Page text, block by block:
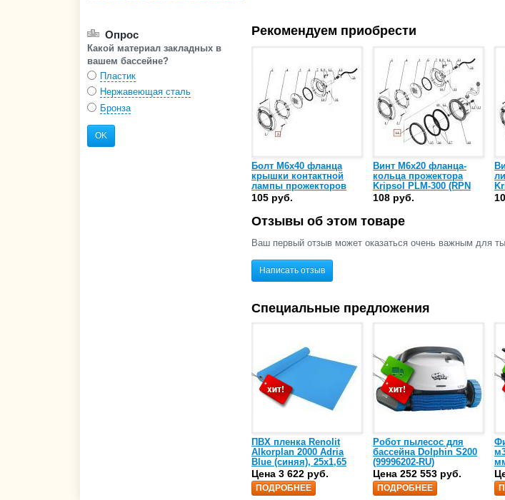
Опрос
Какой материал закладных в
вашем бассейне?
Пластик
Нержавеющая сталь
Бронза
OK
Рекомендуем приобрести
Болт М6х40 фланца
крышки контактной
лампы прожекторов
Kripsol PHM-300, PLM-
300 (RPN 030.A)
105 руб.
Винт М6х20 фланца-
кольца прожектора
Kripsol PLM-300 (RPN
140.A)
108 руб.
Отзывы об этом товаре
Ваш первый отзыв может оказаться очень важным для
Написать отзыв
Специальные предложения
ПВХ пленка Renolit
Alkorplan 2000 Adria
Blue (синяя), 25х1,65
(35216203)
Цена 3 622 руб.
ПОДРОБНЕЕ
Робот пылесос для
бассейна Dolphin S200
(99996202-RU)
Цена 252 553 руб.
ПОДРОБНЕЕ